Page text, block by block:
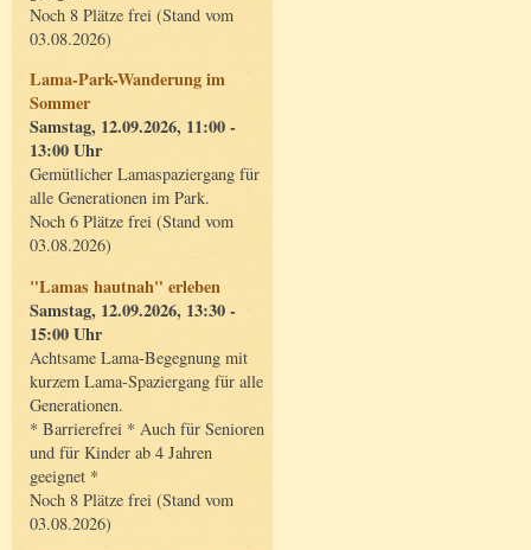
Noch 8 Plätze frei (Stand vom
03.08.2026)
Lama-Park-Wanderung im
Sommer
Samstag, 12.09.2026, 11:00 -
13:00 Uhr
Gemütlicher Lamaspaziergang für
alle Generationen im Park.
Noch 6 Plätze frei (Stand vom
03.08.2026)
"Lamas hautnah" erleben
Samstag, 12.09.2026, 13:30 -
15:00 Uhr
Achtsame Lama-Begegnung mit
kurzem Lama-Spaziergang für alle
Generationen.
* Barrierefrei * Auch für Senioren
und für Kinder ab 4 Jahren
geeignet *
Noch 8 Plätze frei (Stand vom
03.08.2026)